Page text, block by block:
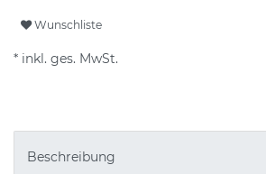
Wunschliste
* inkl. ges. MwSt.
Beschreibung